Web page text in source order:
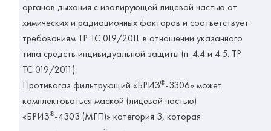
органов дыхания с изолирующей лицевой частью от
химических и радиационных факторов и соответствует
требованиям ТР ТС 019/2011 в отношении указанного
типа средств индивидуальной защиты (п. 4.4 и 4.5. ТР
ТС 019/2011).
Противогаз фильтрующий «БРИЗ®-3306» может
комплектоваться маской (лицевой частью)
«БРИЗ®-4303 (МГП)» категория 3, которая